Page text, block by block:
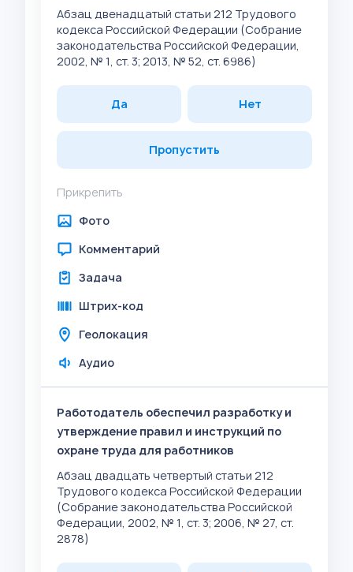
Абзац двенадцатый статьи 212 Трудового
кодекса Российской Федерации (Собрание
законодательства Российской Федерации,
2002, № 1, ст. 3; 2013, № 52, ст. 6986)
Да Нет
Пропустить
Прикрепить
Фото
Комментарий
Задача
Штрих-код
Геолокация
Аудио
Работодатель обеспечил разработку и
утверждение правил и инструкций по
охране труда для работников
Абзац двадцать четвертый статьи 212
Трудового кодекса Российской Федерации
(Собрание законодательства Российской
Федерации, 2002, № 1, ст. 3; 2006, № 27, ст.
2878)